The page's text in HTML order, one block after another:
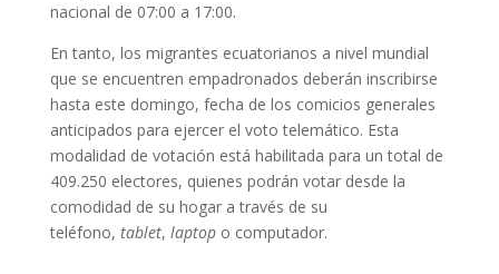
nacional de 07:00 a 17:00.
En tanto, los migrantes ecuatorianos a nivel mundial
que se encuentren empadronados deberán inscribirse
hasta este domingo, fecha de los comicios generales
anticipados para ejercer el voto telemático. Esta
modalidad de votación está habilitada para un total de
409.250 electores, quienes podrán votar desde la
comodidad de su hogar a través de su
teléfono, tablet, laptopo computador.